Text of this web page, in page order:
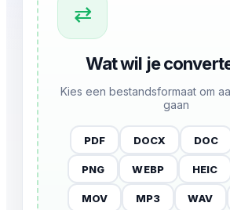
⇄
Wat wil je
Kies een bestandsformaat om
gaan
PDF DOCX DOC
PNG WEBP HEIC
MOV MP3 WAV